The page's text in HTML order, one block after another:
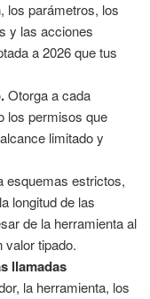
los parámetros, los
y las acciones
a 2026 que tus
Otorga a cada
los permisos que
limitado y
esquemas estrictos,
longitud de las
de la herramienta al
valor tipado.
llamadas
la herramienta, los